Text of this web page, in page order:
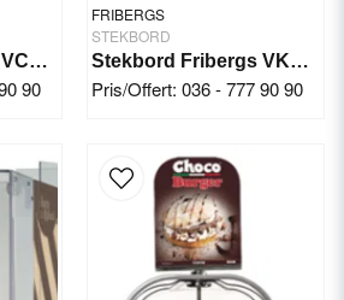
Snabbhack Hällde VCB-32
90
FRIBERGS
STEKBORD
Stekbord Fribergs VKF40/1, 90mm djup
Pris/Offert: 036 - 777 90 90